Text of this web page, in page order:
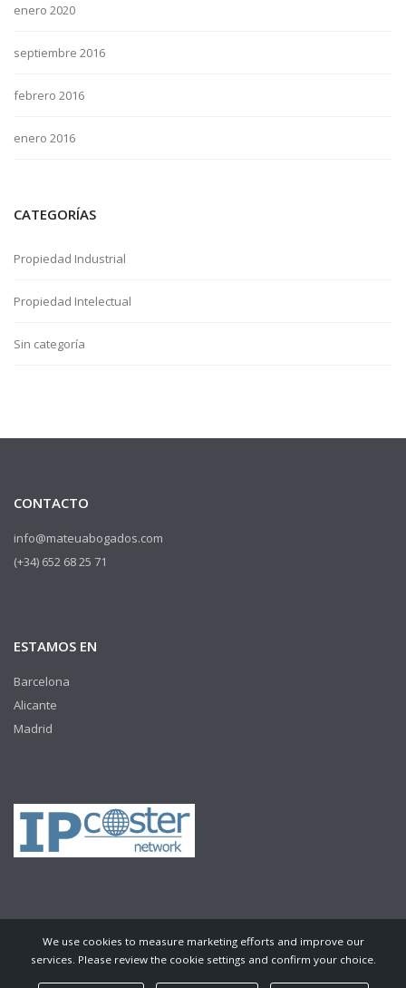
enero 2020
septiembre 2016
febrero 2016
enero 2016
CATEGORÍAS
Propiedad Industrial
Propiedad Intelectual
Sin categoría
CONTACTO
info@mateuabogados.com
(+34) 652 68 25 71
ESTAMOS EN
Barcelona
Alicante
Madrid
© Copyright 2016 Mateu&Prades · Todos los derechos reservados.
Créditos:Neorg
We use cookies to measure marketing efforts and improve our
services. Please review the cookie settings and confirm your choice.